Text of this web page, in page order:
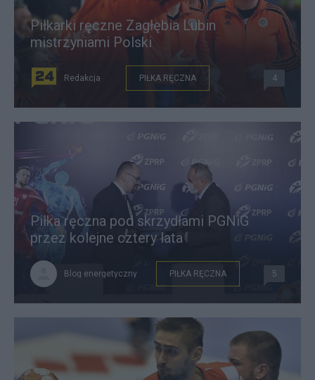
Piłkarki ręczne Zagłębia Lubin
mistrzyniami Polski
Redakcja PIŁKA RĘCZNA 4
Piłka ręczna pod skrzydłami PGNiG
przez kolejne cztery lata
Blog energetyczny PIŁKA RĘCZNA 5